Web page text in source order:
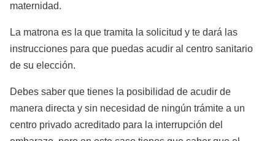
maternidad.
La matrona es la que tramita la solicitud y te dará las
instrucciones para que puedas acudir al centro sanitario
de su elección.
Debes saber que tienes la posibilidad de acudir de
manera directa y sin necesidad de ningún trámite a un
centro privado acreditado para la interrupción del